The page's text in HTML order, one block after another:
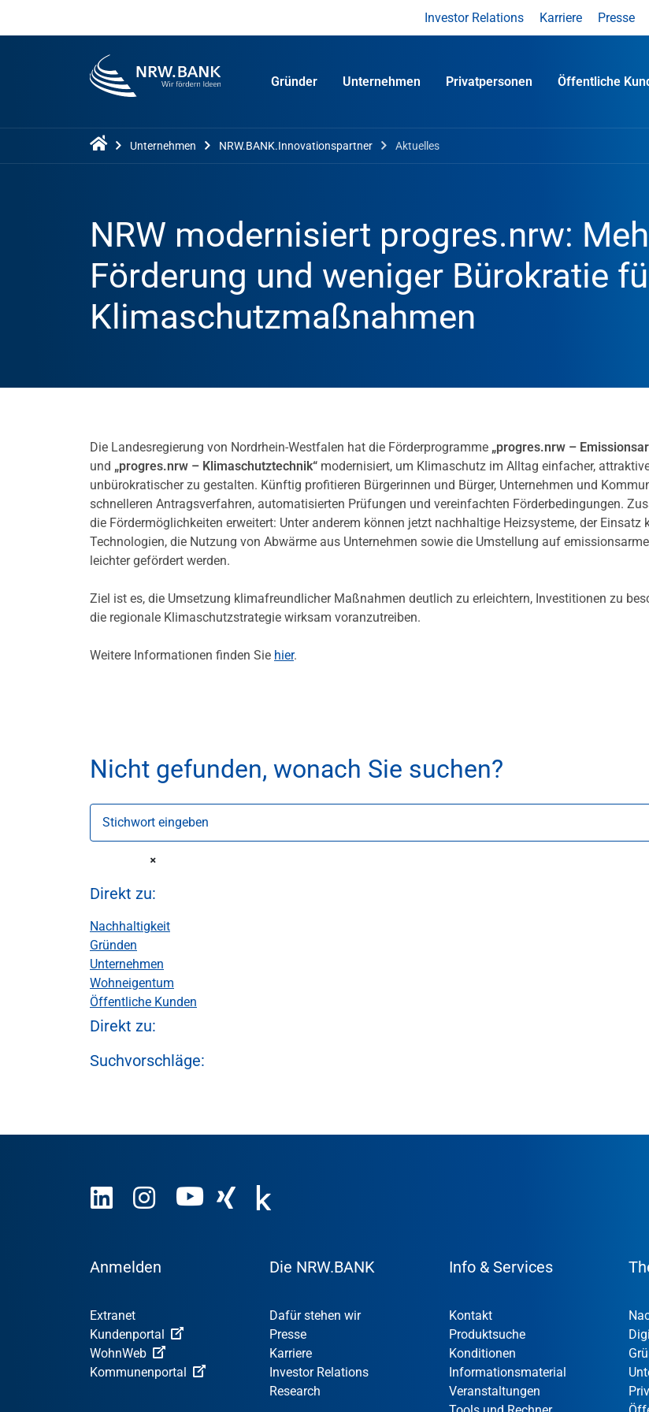
Investor Relations Karriere Presse
Gründer Unternehmen Privatpersonen Öffentliche
Unternehmen NRW.BANK.Innovationspartner Aktuelles
NRW modernisiert progres.nrw:
Förderung und weniger Bürokratie
Klimaschutzmaßnahmen
Die Landesregierung von Nordrhein-Westfalen hat die Förderprogramme „progres.nrw –
und „progres.nrw – Klimaschutztechnik“ modernisiert, um Klimaschutz im Alltag einfacher,
unbürokratischer zu gestalten. Künftig profitieren Bürgerinnen und Bürger, Unternehmen und
schnelleren Antragsverfahren, automatisierten Prüfungen und vereinfachten Förderbedingungen.
die Fördermöglichkeiten erweitert: Unter anderem können jetzt nachhaltige Heizsysteme, der Einsatz
Technologien, die Nutzung von Abwärme aus Unternehmen sowie die Umstellung auf
leichter gefördert werden.
Ziel ist es, die Umsetzung klimafreundlicher Maßnahmen deutlich zu erleichtern, Investitionen zu
die regionale Klimaschutzstrategie wirksam voranzutreiben.
Weitere Informationen finden Sie hier.
Nicht gefunden, wonach Sie suchen?
Stichwort eingeben
Direkt zu:
Nachhaltigkeit
Gründen
Unternehmen
Wohneigentum
Öffentliche Kunden
Direkt zu:
Suchvorschläge:
Anmelden
Extranet
Kundenportal
WohnWeb
Kommunenportal
Die NRW.BANK
Dafür stehen wir
Presse
Karriere
Investor Relations
Research
Info & Services
Kontakt
Produktsuche
Konditionen
Informationsmaterial
Veranstaltungen